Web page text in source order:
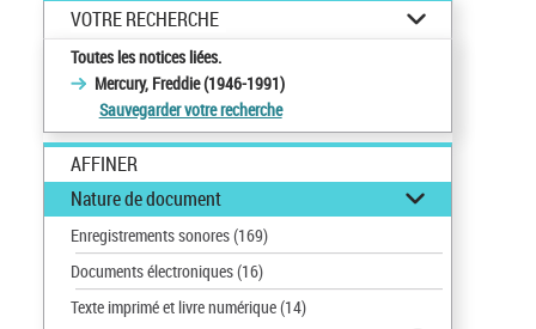
VOTRE RECHERCHE
Toutes les notices liées.
Mercury, Freddie (1946-1991)
Sauvegarder votre recherche
AFFINER
Nature de document
Enregistrements sonores(169)
Documents électroniques(16)
Texte imprimé et livre numérique(14)